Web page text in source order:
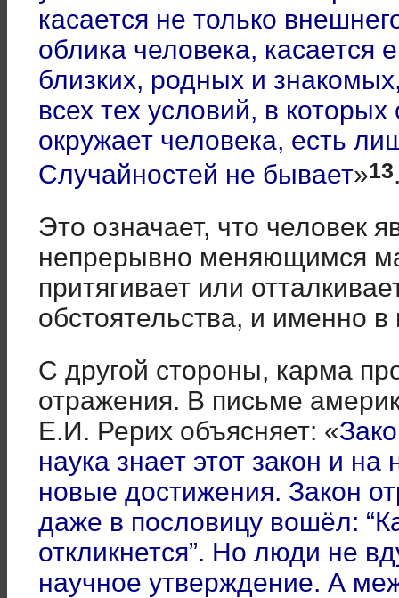
касается не только
облика человека, касается
близких, родных и
всех тех условий, в
окружает человека, есть
Случайностей не бывает»13
Это означает, что человек
непрерывно меняющимся
притягивает или
обстоятельства, и именно
С другой стороны, карма
отражения. В письме
Е.И. Рерих объясняет: «
наука знает этот закон и
новые достижения. Закон
даже в пословицу вошёл:
откликнется”. Но люди не
научное утверждение. А